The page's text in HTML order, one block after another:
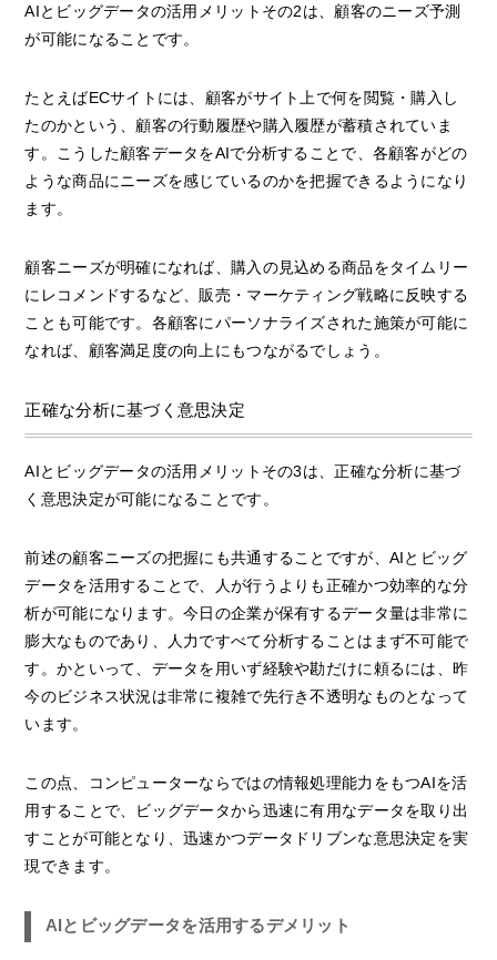
AIとビッグデータの活用メリットその2は、顧客のニーズ予測
が可能になることです。
たとえばECサイトには、顧客がサイト上で何を閲覧・購入し
たのかという、顧客の行動履歴や購入履歴が蓄積されていま
す。こうした顧客データをAIで分析することで、各顧客がどの
ような商品にニーズを感じているのかを把握できるようになり
ます。
顧客ニーズが明確になれば、購入の見込める商品をタイムリー
にレコメンドするなど、販売・マーケティング戦略に反映する
ことも可能です。各顧客にパーソナライズされた施策が可能に
なれば、顧客満足度の向上にもつながるでしょう。
正確な分析に基づく意思決定
AIとビッグデータの活用メリットその3は、正確な分析に基づ
く意思決定が可能になることです。
前述の顧客ニーズの把握にも共通することですが、AIとビッグ
データを活用することで、人が行うよりも正確かつ効率的な分
析が可能になります。今日の企業が保有するデータ量は非常に
膨大なものであり、人力ですべて分析することはまず不可能で
す。かといって、データを用いず経験や勘だけに頼るには、昨
今のビジネス状況は非常に複雑で先行き不透明なものとなって
います。
この点、コンピューターならではの情報処理能力をもつAIを活
用することで、ビッグデータから迅速に有用なデータを取り出
すことが可能となり、迅速かつデータドリブンな意思決定を実
現できます。
AIとビッグデータを活用するデメリット